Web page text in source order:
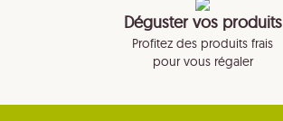
Déguster vos produits
Profitez des produits frais
pour vous régaler